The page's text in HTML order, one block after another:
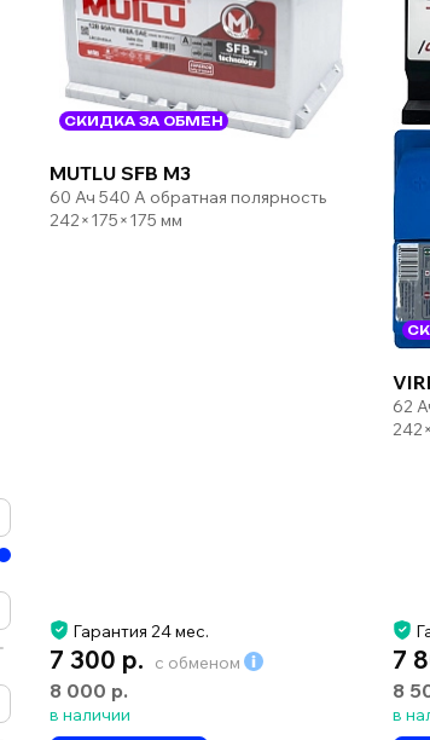
СКИДКА ЗА ОБМЕН
MUTLU SFB M3
60 Ач 540 А обратная полярность
242×175×175 мм
Гарантия 24 мес.
7 300 р. с обменом
8 000 р.
в наличии
62
7
8
в